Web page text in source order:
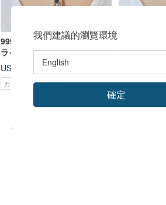
999純銀 ハンドメイド バタフ
ライ・エフェクト アロマディ
フューザーボトル
US$ 155.90
カスタム可
999純銀手
ンチャクラ
カスタム可
我們建議的瀏覽環境
確定